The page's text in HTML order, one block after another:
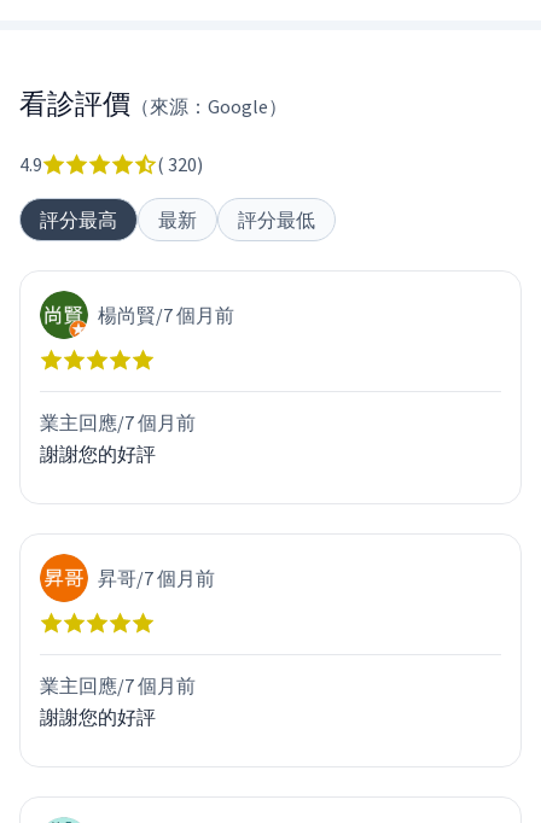
看診評價 （來源：Google）
4.9 ( 320)
評分最高 最新 評分最低
楊尚賢/7 個月前
業主回應/7 個月前
謝謝您的好評
昇哥/7 個月前
業主回應/7 個月前
謝謝您的好評